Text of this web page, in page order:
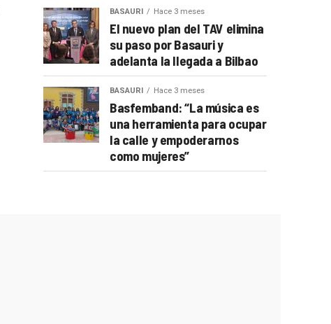
BASAURI Hace 3 meses
El nuevo plan del TAV elimina
su paso por Basauri y
adelanta la llegada a Bilbao
BASAURI Hace 3 meses
Basfemband: “La música es
una herramienta para ocupar
la calle y empoderarnos
como mujeres”